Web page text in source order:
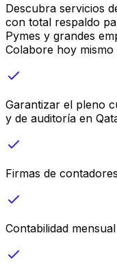
Descubra servicios
con total respaldo
Pymes y grandes
Colabore hoy
Garantizar el pleno
y de auditoría en
Firmas de
Contabilidad